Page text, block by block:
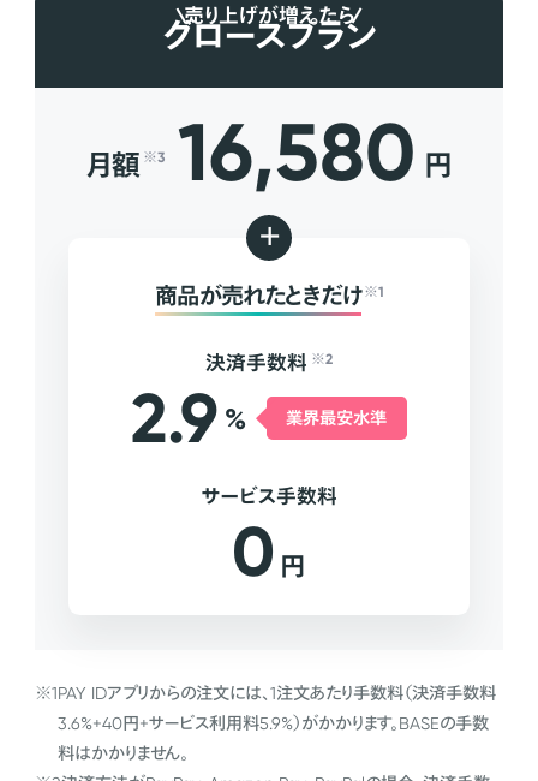
売り上げが増えたら
グロースプラン
月額 ※3 16,580 円
+
商品が売れたときだけ ※1
決済手数料 ※2
2.9 % 業界最安水準
サービス手数料
0 円
※1PAY IDアプリからの注文には、1注文あたり手数料（決済手数料
3.6%+40円+サービス利用料5.9%）がかかります。BASEの手数
料はかかりません。